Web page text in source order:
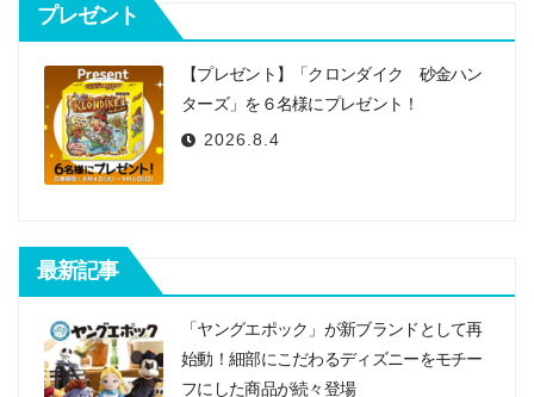
プレゼント
【プレゼント】「クロンダイク 砂金ハン
ターズ」を６名様にプレゼント！
2026.8.4
最新記事
「ヤングエポック」が新ブランドとして再
始動！細部にこだわるディズニーをモチー
フにした商品が続々登場